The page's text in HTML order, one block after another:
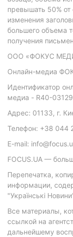
превышать 50% от
изменения
большего объема
получения
ООО «ФОКУС
Онлайн-медиа
Идентификатор
медиа - R40-03129
Адрес: 01133, г.
Телефон: +38 044
E-mail:
FOCUS.UA —
Перепечатка,
информации,
"Українські
Все материалы,
ссылкой на
дальнейшему